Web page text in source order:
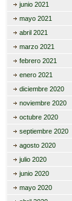
junio 2021
mayo 2021
abril 2021
marzo 2021
febrero 2021
enero 2021
diciembre 2020
noviembre 2020
octubre 2020
septiembre 2020
agosto 2020
julio 2020
junio 2020
mayo 2020